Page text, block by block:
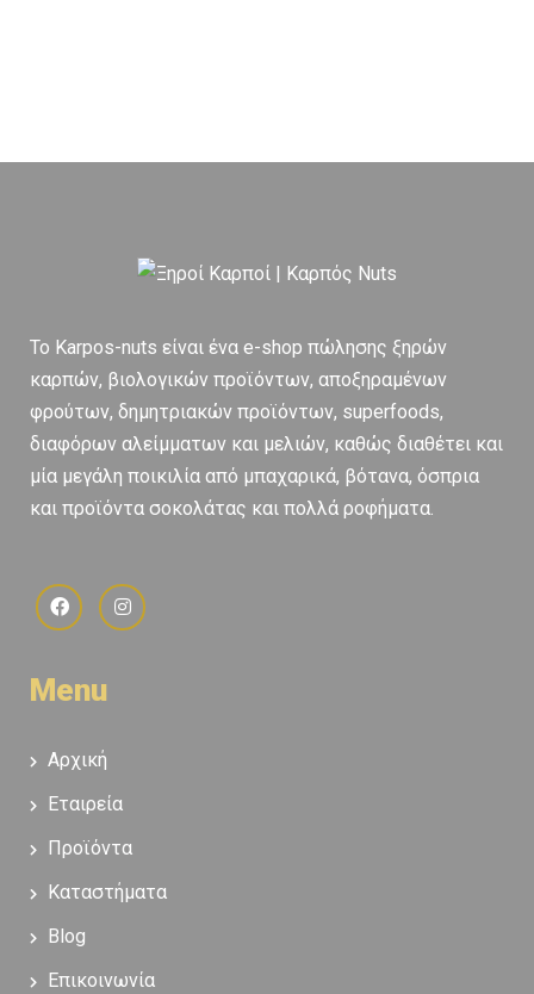
To Karpos-nuts είναι ένα e-shop πώλησης ξηρών
καρπών, βιολογικών προϊόντων, αποξηραμένων
φρούτων, δημητριακών προϊόντων, superfoods,
διαφόρων αλείμματων και μελιών, καθώς διαθέτει και
μία μεγάλη ποικιλία από μπαχαρικά, βότανα, όσπρια
και προϊόντα σοκολάτας και πολλά ροφήματα.
Menu
Αρχική
Εταιρεία
Προϊόντα
Καταστήματα
Blog
Επικοινωνία